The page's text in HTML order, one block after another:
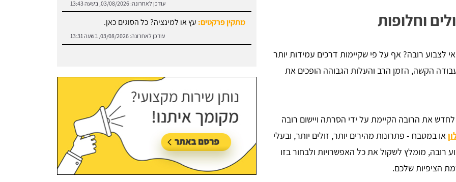
וחלופות
לצבוע רובה? אף על פי שקיימות דרכים עמידות יותר
הקשה, הזמן הרב והעלות הגבוהה הופכים את
את הרובה הקיימת על ידי הסרתה ויישום רובה
או במטבח - פתרונות מהירים יותר, זולים יותר, ובעלי
רובה, מומלץ לשקול את כל האפשרויות ולבחור בזו
הציפיות שלכם.
עודכן לאחרונה:03/08/2026, בשעה 13:31